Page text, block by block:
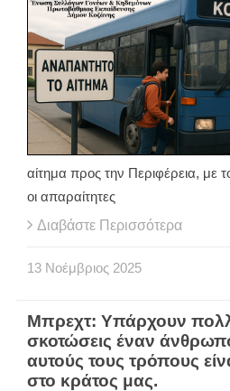
αίτημα προς την Περιφέρεια, με
οι απαραίτητες
Διαβάστε Περισσότερα
13 Νοέμβριος 2025
Μπρεχτ: Υπάρχουν
σκοτώσεις έναν
αυτούς τους τρόπους
στο κράτος μας.